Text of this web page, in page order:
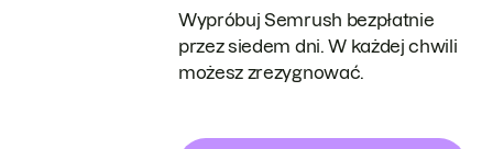
Wypróbuj Semrush bezpłatnie
przez siedem dni. W każdej chwili
możesz zrezygnować.